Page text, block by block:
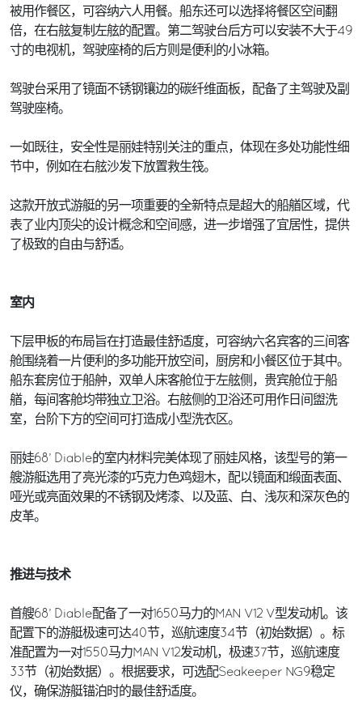
被用作餐区，可容纳六人用餐。船东还可以选择将餐区空间翻
倍，在右舷复制左舷的配置。第二驾驶台后方可以安装不大于49
寸的电视机，驾驶座椅的后方则是便利的小冰箱。
驾驶台采用了镜面不锈钢镶边的碳纤维面板，配备了主驾驶及副
驾驶座椅。
一如既往，安全性是丽娃特别关注的重点，体现在多处功能性细
节中，例如在右舷沙发下放置救生筏。
这款开放式游艇的另一项重要的全新特点是超大的船艏区域，代
表了业内顶尖的设计概念和空间感，进一步增强了宜居性，提供
了极致的自由与舒适。
室内
下层甲板的布局旨在打造最佳舒适度，可容纳六名宾客的三间客
舱围绕着一片便利的多功能开放空间，厨房和小餐区位于其中。
船东套房位于船舯，双单人床客舱位于左舷侧，贵宾舱位于船
艏，每间客舱均带独立卫浴。右舷侧的卫浴还可用作日间盥洗
室，台阶下方的空间可打造成小型洗衣区。
丽娃68’ Diable的室内材料完美体现了丽娃风格，该型号的第一
艘游艇选用了亮光漆的巧克力色鸡翅木，配以镜面和缎面表面、
哑光或亮面效果的不锈钢及烤漆、以及蓝、白、浅灰和深灰色的
皮革。
推进与技术
首艘68’ Diable配备了一对1650马力的MAN V12 V型发动机。该
配置下的游艇极速可达40节，巡航速度34节（初始数据）。标
准配置为一对1550马力MAN V12发动机，极速37节，巡航速度
33节（初始数据）。根据要求，可选配Seakeeper NG9稳定
仪，确保游艇锚泊时的最佳舒适度。